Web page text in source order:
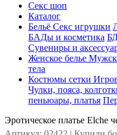
Секс шоп
Каталог
Бельё Секс игрушки
БАДы и косметика
Сувениры и
Женское белье
тела
Костюмы сетки
Чулки, пояса,
пеньюары, платья
Эротическое платье Elche